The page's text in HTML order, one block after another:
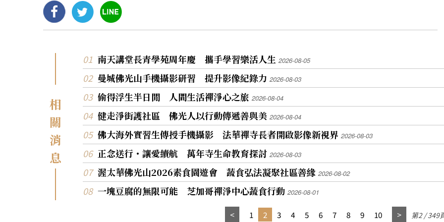
相
關
消
息
南天講堂長青學苑周年慶 攜手學習樂活人生 2026-08-05
曼城佛光山手機攝影研習 提升影像紀錄力 2026-08-03
偷得浮生半日閒 人間生活禪淨心之旅 2026-08-04
健走淨街護社區 佛光人以行動傳遞善與美 2026-08-04
佛大海外實習生傳授手機攝影 法華禪寺長者開啟影像新視界 2026-08-03
正念送行・讓愛續航 萬年寺生命教育探討 2026-08-03
渥太華佛光山2026素食園遊會 蔬食弘法凝聚社區善緣 2026-08-02
一塊豆腐的無限可能 芝加哥禪淨中心蔬食行動 2026-08-01
1 2 3 4 5 6 7 8 9 10 第2 / 349